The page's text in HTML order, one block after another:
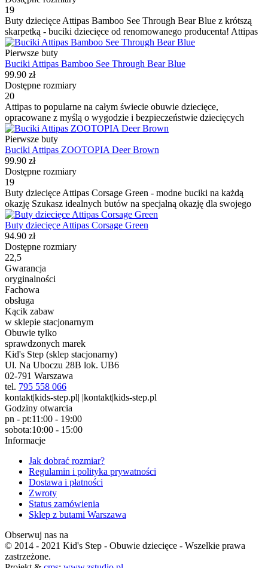
19
Buty dziecięce Attipas Bamboo See Through Bear Blue z krótszą
skarpetką - buciki dziecięce od renomowanego producenta! Attipas
Pierwsze buty
Buciki Attipas Bamboo See Through Bear Blue
99.90 zł
Dostępne rozmiary
20
Attipas to popularne na całym świecie obuwie dziecięce,
opracowane z myślą o wygodzie i bezpieczeństwie dziecięcych
Pierwsze buty
Buciki Attipas ZOOTOPIA Deer Brown
99.90 zł
Dostępne rozmiary
19
Buty dziecięce Attipas Corsage Green - modne buciki na każdą
okazję Szukasz idealnych butów na specjalną okazję dla swojego
Buty dziecięce Attipas Corsage Green
94.90 zł
Dostępne rozmiary
22,5
Gwarancja
oryginalności
Fachowa
obsługa
Kącik zabaw
w sklepie stacjonarnym
Obuwie tylko
sprawdzonych marek
Kid's Step (sklep stacjonarny)
Ul. Na Uboczu 28B lok. UB6
02-791 Warszawa
tel. 795 558 066
kontakt|kids-step.pl| |kontakt|kids-step.pl
Godziny otwarcia
pn - pt:11:00 - 19:00
sobota:10:00 - 15:00
Informacje
Jak dobrać rozmiar?
Regulamin i polityka prywatności
Dostawa i płatności
Zwroty
Status zamówienia
Sklep z butami Warszawa
Obserwuj nas na
© 2014 - 2021 Kid's Step - Obuwie dziecięce - Wszelkie prawa
zastrzeżone.